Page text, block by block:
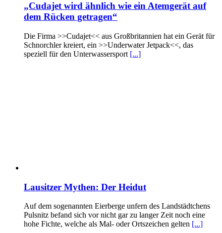
„Cudajet wird ähnlich wie ein Atemgerät auf
dem Rücken getragen“
Die Firma >>Cudajet<< aus Großbritannien hat ein Gerät für
Schnorchler kreiert, ein >>Underwater Jetpack<<, das
speziell für den Unterwassersport [...]
Lausitzer Mythen: Der Heidut
Auf dem sogenannten Eierberge unfern des Landstädtchens
Pulsnitz befand sich vor nicht gar zu langer Zeit noch eine
hohe Fichte, welche als Mal- oder Ortszeichen gelten [...]